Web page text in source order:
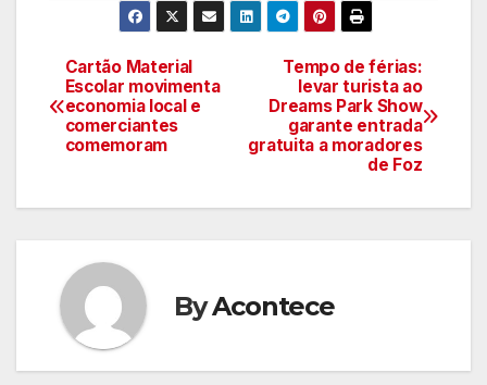
Navegação
de
Tempo de férias:
levar turista ao
Dreams Park Show
garante entrada
gratuita a moradores
de Foz
Cartão Material
Escolar movimenta
economia local e
comerciantes
comemoram
ByAcontece